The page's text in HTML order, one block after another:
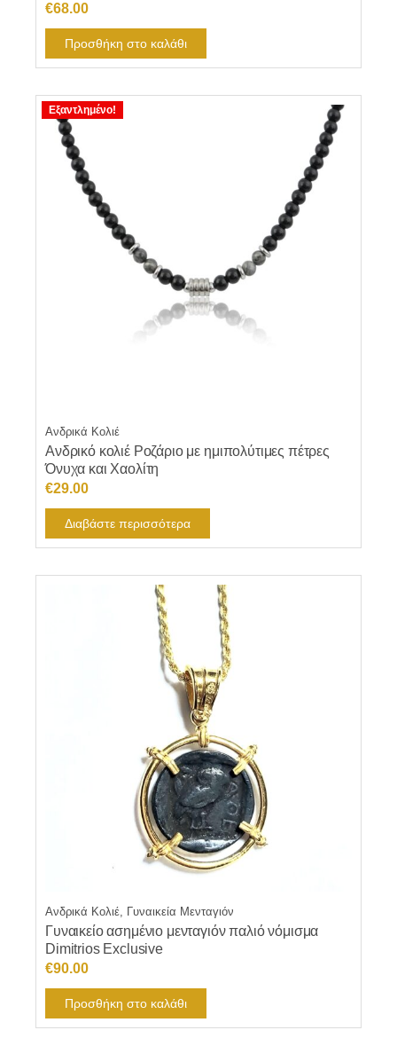
€68.00
Προσθήκη στο καλάθι
Εξαντλημένο!
Ανδρικά Κολιέ
Ανδρικό κολιέ Ροζάριο με ημιπολύτιμες πέτρες
Όνυχα και Χαολίτη
€29.00
Διαβάστε περισσότερα
Ανδρικά Κολιέ, Γυναικεία Μενταγιόν
Γυναικείο ασημένιο μενταγιόν παλιό νόμισμα
Dimitrios Exclusive
€90.00
Προσθήκη στο καλάθι